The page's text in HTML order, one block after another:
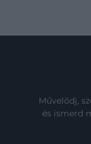
Művelődj,
és ismerd